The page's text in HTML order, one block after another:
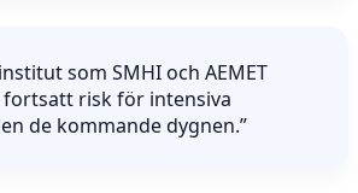
som SMHI och AEMET
risk för intensiva
de kommande dygnen.”